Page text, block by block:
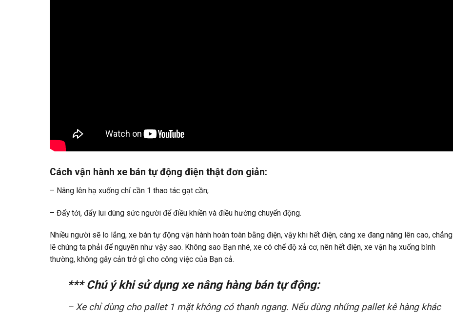
Cách vận hành xe bán tự động điện thật đơn giản:
– Nâng lên hạ xuống chỉ cần 1 thao tác gạt cần;
– Đẩy tới, đẩy lui dùng sức người để điều khiền và điều hướng chuyển động.
Nhiều người sẽ lo lắng, xe bán tự động vận hành hoàn toàn bằng điện, vậy khi hết điện, càng xe đang nâng lên cao, chẳng
lẽ chúng ta phải để nguyên như vậy sao. Không sao Bạn nhé, xe có chế độ xả cơ, nên hết điện, xe vận hạ xuống bình
thường, không gây cản trở gì cho công việc của Bạn cả.
*** Chú ý khi sử dụng xe nâng hàng bán tự động:
– Xe chỉ dùng cho pallet 1 mặt không có thanh ngang. Nếu dùng những pallet kê hàng khác